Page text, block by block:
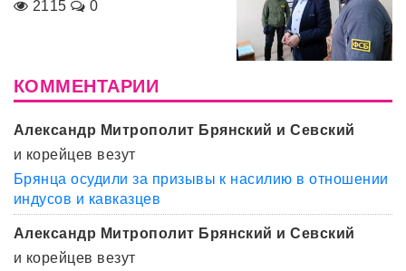
2115
0
КОММЕНТАРИИ
Александр Митрополит Брянский и Севский
и корейцев везут
Брянца осудили за призывы к насилию в отношении
индусов и кавказцев
Александр Митрополит Брянский и Севский
и корейцев везут